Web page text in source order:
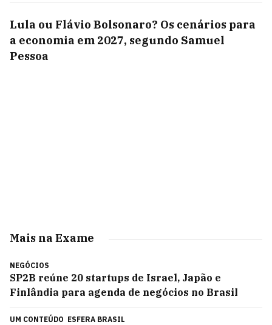
Lula ou Flávio Bolsonaro? Os cenários para
a economia em 2027, segundo Samuel
Pessoa
Mais na Exame
NEGÓCIOS
SP2B reúne 20 startups de Israel, Japão e
Finlândia para agenda de negócios no Brasil
UM CONTEÚDO ESFERA BRASIL